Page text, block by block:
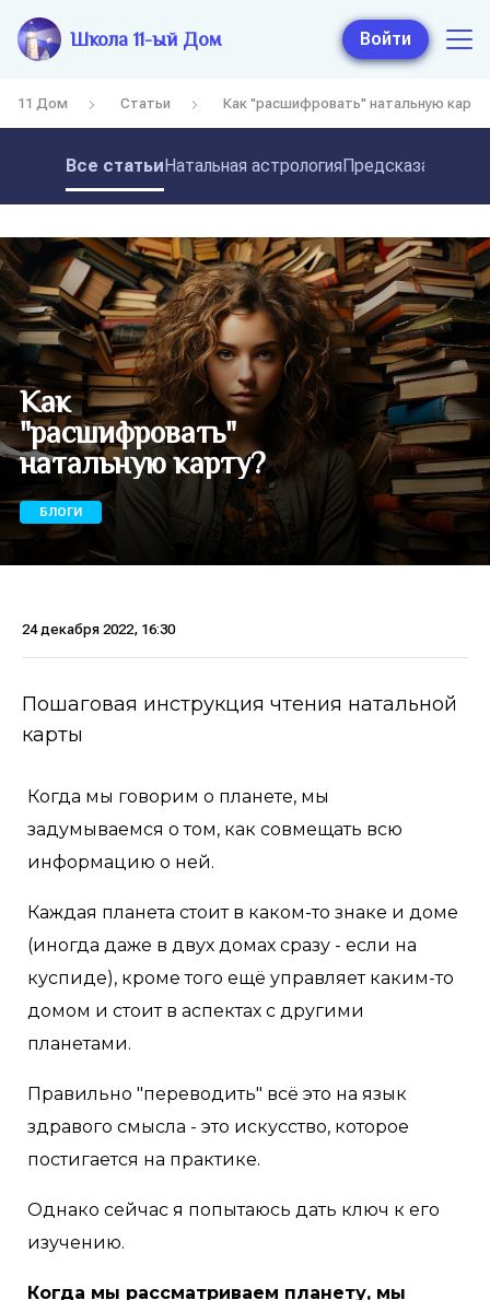
Школа 11-ый Дом Войти
11 Дом Статьи Как "расшифровать" натальную
Все статьиНатальная астрология
Как
"расшифровать"
натальную карту?
БЛОГИ
24 декабря 2022, 16:30
Пошаговая инструкция чтения натальной
карты
Когда мы говорим о планете, мы
задумываемся о том, как совмещать всю
информацию о ней.
Каждая планета стоит в каком-то знаке и доме
(иногда даже в двух домах сразу - если на
куспиде), кроме того ещё управляет каким-то
домом и стоит в аспектах с другими
планетами.
Правильно "переводить" всё это на язык
здравого смысла - это искусство, которое
постигается на практике.
Однако сейчас я попытаюсь дать ключ к его
изучению.
Когда мы рассматриваем планету, мы